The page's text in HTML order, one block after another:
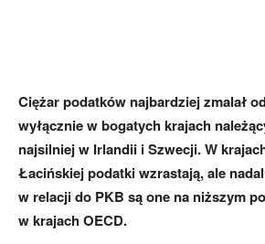
Ciężar podatków najbardziej zmalał
wyłącznie w bogatych krajach
najsilniej w Irlandii i Szwecji. W
Łacińskiej podatki wzrastają, ale
w relacji do PKB są one na niższym
w krajach OECD.